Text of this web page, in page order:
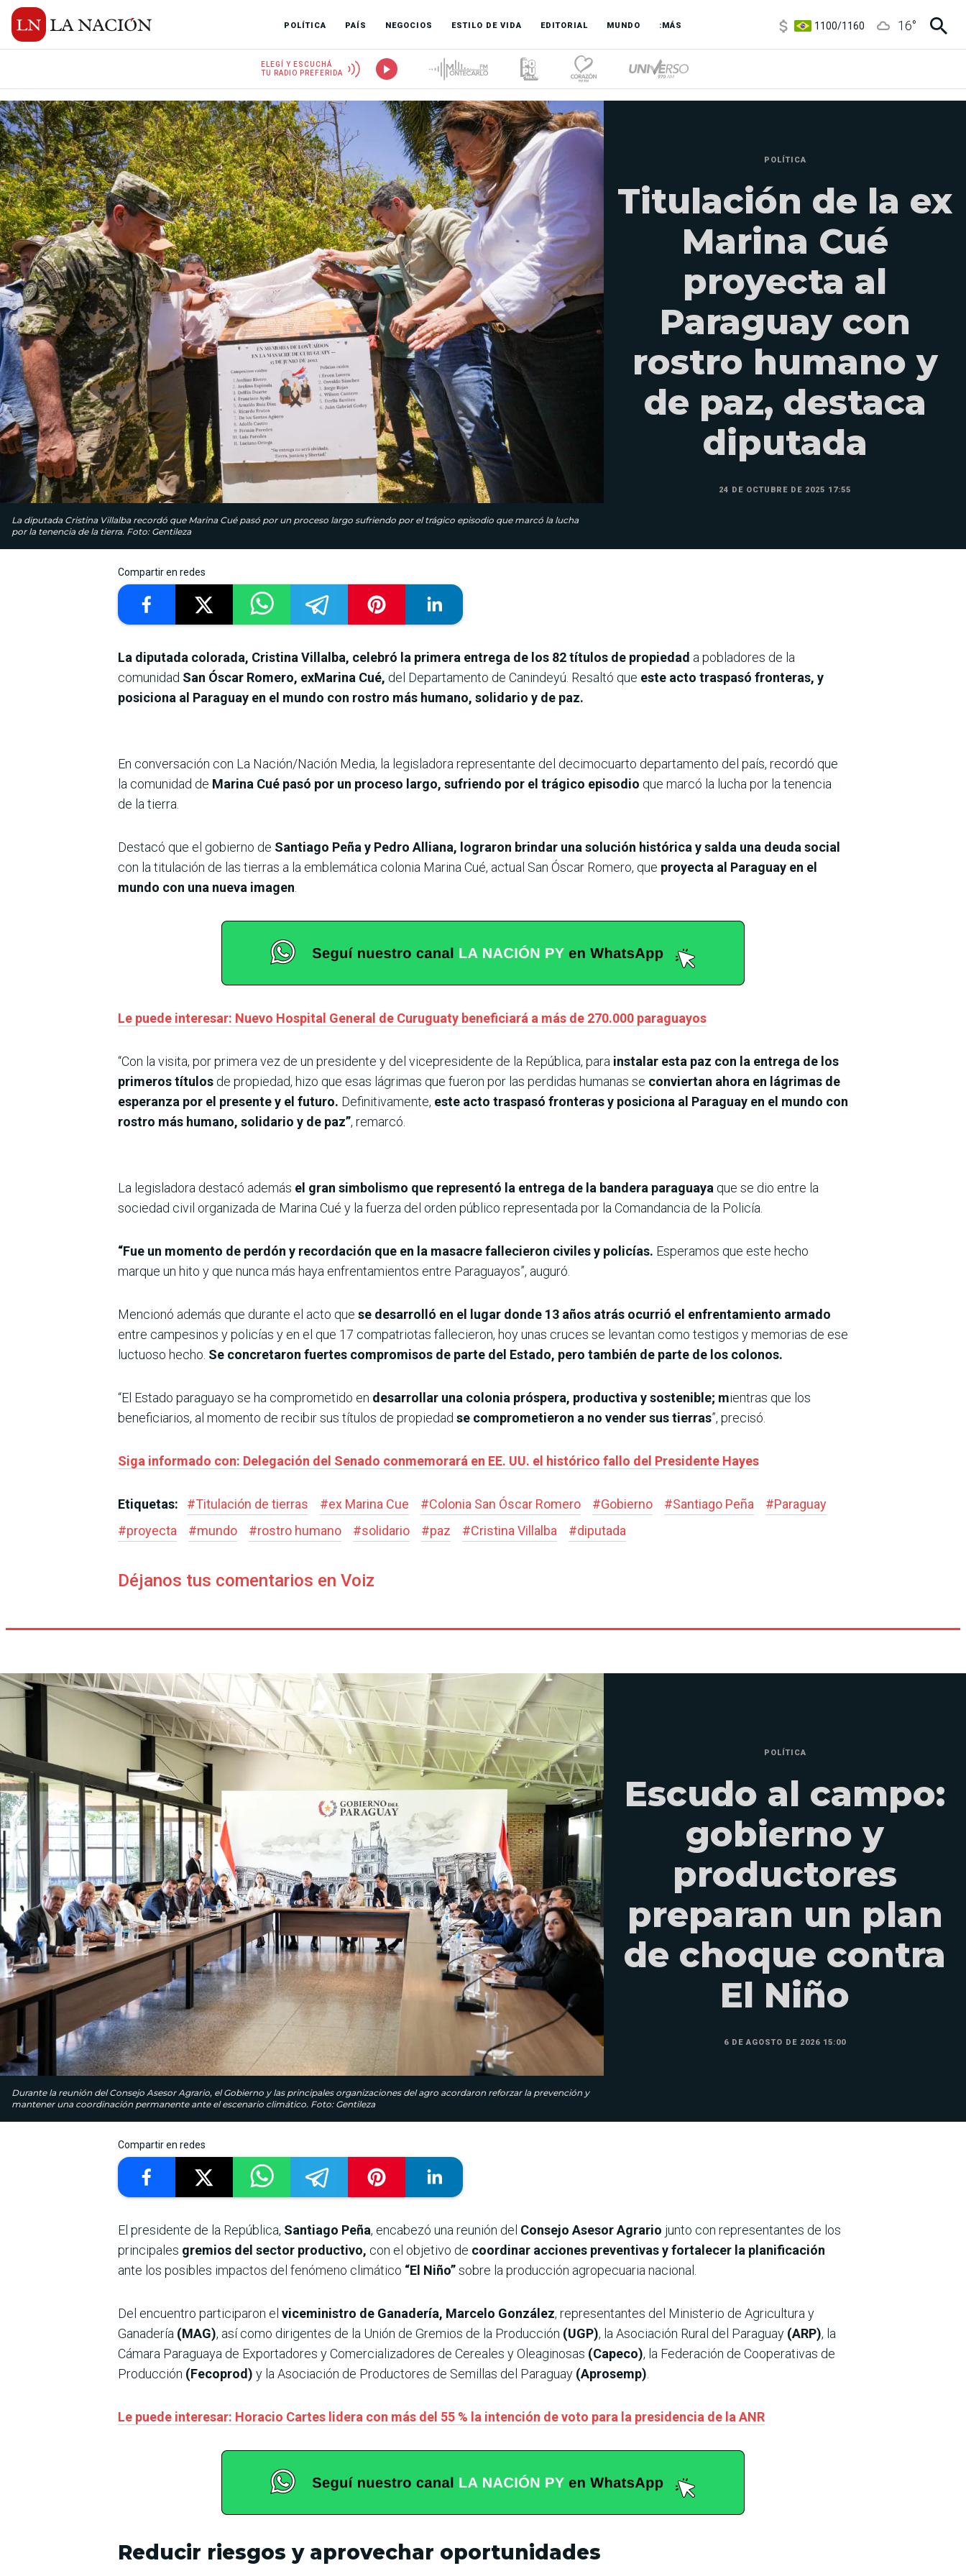
POLÍTICA PAÍS NEGOCIOS ESTILO DE VIDA EDITORIAL MUNDO :MÁS
3,8/4
16°
ELEGÍ Y ESCUCHÁ
TU RADIO PREFERIDA
La diputada Cristina Villalba recordó que Marina Cué pasó por un proceso largo sufriendo por el trágico episodio que marcó la lucha
por la tenencia de la tierra. Foto: Gentileza
POLÍTICA
Titulación de la ex
Marina Cué
proyecta al
Paraguay con
rostro humano y
de paz, destaca
diputada
24 DE OCTUBRE DE 2025 17:55
Compartir en redes
La diputada colorada, Cristina Villalba, celebró la primera entrega de los 82 títulos de propiedad a pobladores de la
comunidad San Óscar Romero, exMarina Cué, del Departamento de Canindeyú. Resaltó que este acto traspasó fronteras, y
posiciona al Paraguay en el mundo con rostro más humano, solidario y de paz.
En conversación con La Nación/Nación Media, la legisladora representante del decimocuarto departamento del país, recordó que
la comunidad de Marina Cué pasó por un proceso largo, sufriendo por el trágico episodio que marcó la lucha por la tenencia
de la tierra.
Destacó que el gobierno de Santiago Peña y Pedro Alliana, lograron brindar una solución histórica y salda una deuda social
con la titulación de las tierras a la emblemática colonia Marina Cué, actual San Óscar Romero, que proyecta al Paraguay en el
mundo con una nueva imagen
Le puede interesar: Nuevo Hospital General de Curuguaty beneficiará a más de 270.000 paraguayos
“Con la visita, por primera vez de un presidente y del vicepresidente de la República, para instalar esta paz con la entrega de los
primeros títulos de propiedad, hizo que esas lágrimas que fueron por las perdidas humanas se conviertan ahora en lágrimas de
esperanza por el presente y el futuro. Definitivamente, este acto traspasó fronteras y posiciona al Paraguay en el mundo con
rostro más humano, solidario y de paz”, remarcó.
La legisladora destacó además el gran simbolismo que representó la entrega de la bandera paraguaya que se dio entre la
sociedad civil organizada de Marina Cué y la fuerza del orden público representada por la Comandancia de la Policía.
“Fue un momento de perdón y recordación que en la masacre fallecieron civiles y policías. Esperamos que este hecho
marque un hito y que nunca más haya enfrentamientos entre Paraguayos”, auguró.
Mencionó además que durante el acto que se desarrolló en el lugar donde 13 años atrás ocurrió el enfrentamiento armado
entre campesinos y policías y en el que 17 compatriotas fallecieron, hoy unas cruces se levantan como testigos y memorias de ese
luctuoso hecho. Se concretaron fuertes compromisos de parte del Estado, pero también de parte de los colonos.
“El Estado paraguayo se ha comprometido en desarrollar una colonia próspera, productiva y sostenible; mientras que los
beneficiarios, al momento de recibir sus títulos de propiedad se comprometieron a no vender sus tierras”, precisó.
Siga informado con: Delegación del Senado conmemorará en EE. UU. el histórico fallo del Presidente Hayes
Etiquetas: #Titulación de tierras #ex Marina Cue #Colonia San Óscar Romero #Gobierno #Santiago Peña #Paraguay
#proyecta #mundo #rostro humano #solidario #paz #Cristina Villalba #diputada
Déjanos tus comentarios en Voiz
Durante la reunión del Consejo Asesor Agrario, el Gobierno y las principales organizaciones del agro acordaron reforzar la prevención y
mantener una coordinación permanente ante el escenario climático. Foto: Gentileza
POLÍTICA
Escudo al campo:
gobierno y
productores
preparan un plan
de choque contra
El Niño
6 DE AGOSTO DE 2026 15:00
Compartir en redes
El presidente de la República, Santiago Peña, encabezó una reunión del Consejo Asesor Agrario junto con representantes de los
principales gremios del sector productivo, con el objetivo de coordinar acciones preventivas y fortalecer la planificación
ante los posibles impactos del fenómeno climático “El Niño”sobre la producción agropecuaria nacional.
Del encuentro participaron el viceministro de Ganadería, Marcelo González, representantes del Ministerio de Agricultura y
Ganadería (MAG), así como dirigentes de la Unión de Gremios de la Producción (UGP), la Asociación Rural del Paraguay (ARP), la
Cámara Paraguaya de Exportadores y Comercializadores de Cereales y Oleaginosas (Capeco), la Federación de Cooperativas de
Producción (Fecoprod) y la Asociación de Productores de Semillas del Paraguay (Aprosemp)
Le puede interesar: Horacio Cartes lidera con más del 55 % la intención de voto para la presidencia de la ANR
Reducir riesgos y aprovechar oportunidades